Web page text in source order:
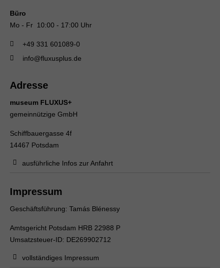
Büro
Mo - Fr 10:00 - 17:00 Uhr
+49 331 601089-0
info@fluxusplus.de
Adresse
museum FLUXUS+
gemeinnützige GmbH
Schiffbauergasse 4f
14467 Potsdam
ausführliche Infos zur Anfahrt
Impressum
Geschäftsführung: Tamás Blénessy
Amtsgericht Potsdam HRB 22988 P
Umsatzsteuer-ID: DE269902712
vollständiges Impressum